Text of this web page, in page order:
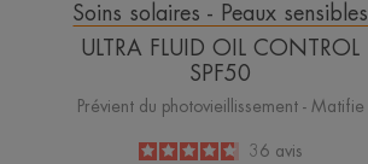
Soins solaires - Peaux sensibles
ULTRA FLUID OIL CONTROL
SPF50
Prévient du photovieillissement - Matifie
4.7
/
5
36 avis